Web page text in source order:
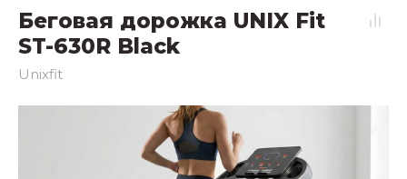
Беговая дорожка UNIX Fit
ST-630R Black
Unixfit